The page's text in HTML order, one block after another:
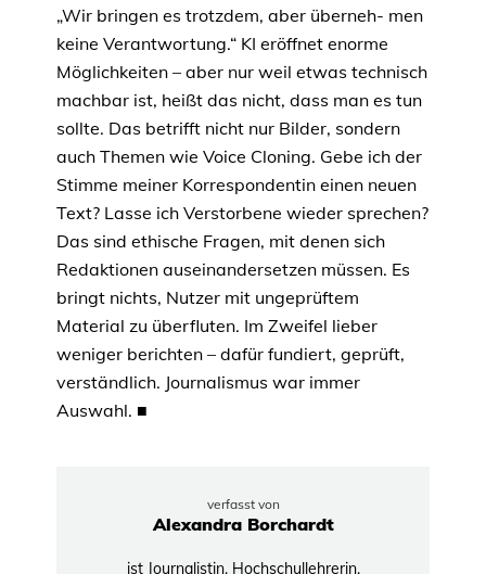
„Wir bringen es trotzdem, aber überneh- men
keine Verantwortung.“ KI eröffnet enorme
Möglichkeiten – aber nur weil etwas technisch
machbar ist, heißt das nicht, dass man es tun
sollte. Das betrifft nicht nur Bilder, sondern
auch Themen wie Voice Cloning. Gebe ich der
Stimme meiner Korrespondentin einen neuen
Text? Lasse ich Verstorbene wieder sprechen?
Das sind ethische Fragen, mit denen sich
Redaktionen auseinandersetzen müssen. Es
bringt nichts, Nutzer mit ungeprüftem
Material zu überfluten. Im Zweifel lieber
weniger berichten – dafür fundiert, geprüft,
verständlich. Journalismus war immer
Auswahl. ■
verfasst von
Alexandra Borchardt
ist Journalistin, Hochschullehrerin,